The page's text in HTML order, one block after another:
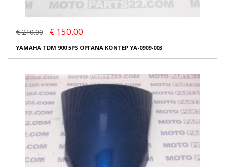
€ 210.00 € 150.00
YAMAHA TDM 900 5PS ΟΡΓΑΝΑ ΚΟΝΤΕΡ YA-0909-003